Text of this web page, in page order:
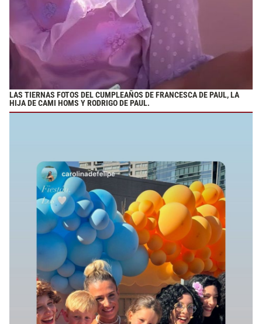
LAS TIERNAS FOTOS DEL CUMPLEAÑOS DE FRANCESCA DE PAUL, LA
HIJA DE CAMI HOMS Y RODRIGO DE PAUL.